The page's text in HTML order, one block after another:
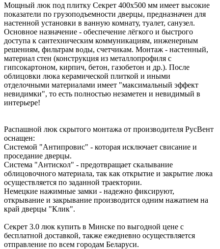
Мощный люк под плитку Секрет 400х500 мм имеет высокие
показатели по грузоподъемности дверцы, предназначен для
настенной установки в ванную комнату, туалет, санузел.
Основное назначение - обеспечение лёгкого и быстрого
доступа к сантехническим коммуникациям, инженерным
решениям, фильтрам воды, счетчикам. Монтаж - настенный,
материал стен (конструкция из металлопрофиля с
гипсокартоном, кирпич, бетон, газобетон и др.). После
облицовки люка керамической плиткой и иными
отделочными материалами имеет "максимальный эффект
невидимки", то есть полностью незаметен и невидимый в
интерьере!
Распашной люк скрытого монтажа от производителя РусВент
оснащен:
Системой "Антипровис" - которая исключает свисание и
проседание дверцы.
Система "Антискол" - предотвращает скалывание
облицовочного материала, так как открытие и закрытие люка
осуществляется по заданной траектории.
Немецкие нажимные замки - надежно фиксируют,
открывание и закрывание производится одним нажатием на
край дверцы "Клик".
Секрет 3.0 люк купить в Минске по выгодной цене с
бесплатной доставкой, также ежедневно осуществляется
отправление по всем городам Беларуси.